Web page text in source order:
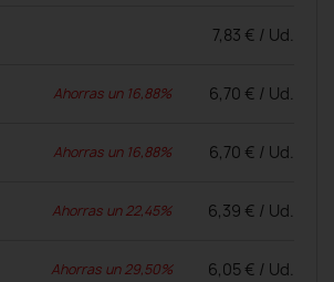
7,83 € / Ud.
Ahorras un 16,88% 6,70 € / Ud.
Ahorras un 16,88% 6,70 € / Ud.
Ahorras un 22,45% 6,39 € / Ud.
Ahorras un 29,50% 6,05 € / Ud.